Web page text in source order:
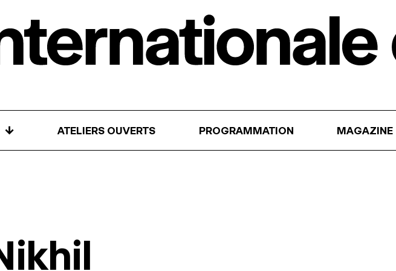
↓ ATELIERS OUVERTS PROGRAMMATION MAGAZINE